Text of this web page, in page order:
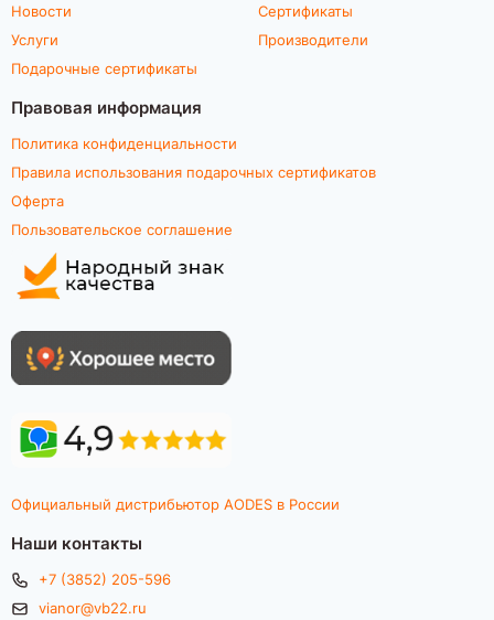
Новости
Услуги
Подарочные сертификаты
Сертификаты
Производители
Правовая информация
Политика конфиденциальности
Правила использования подарочных сертификатов
Оферта
Пользовательское соглашение
Официальный дистрибьютор AODES в России
Наши контакты
+7 (3852) 205-596
vianor@vb22.ru